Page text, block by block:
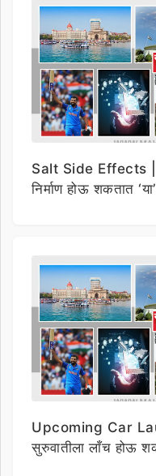
Salt Side Effects |
निर्माण होऊ शकतात
Upcoming Car
सुरुवातीला लाँच होऊ